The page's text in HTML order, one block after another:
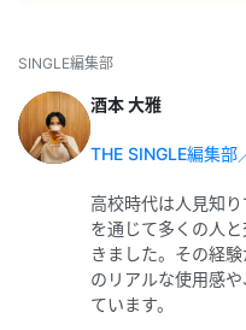
SINGLE編集部
酒本 大雅
THE SINGLE編集部
高校時代は人見知
を通じて多くの人
きました。その経
のリアルな使用感
ています。